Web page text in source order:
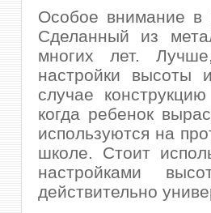
Особое внимание в
Сделанный из
многих лет.
настройки высоты
случае
когда ребенок
используются на
школе. Стоит
настройками
действительно